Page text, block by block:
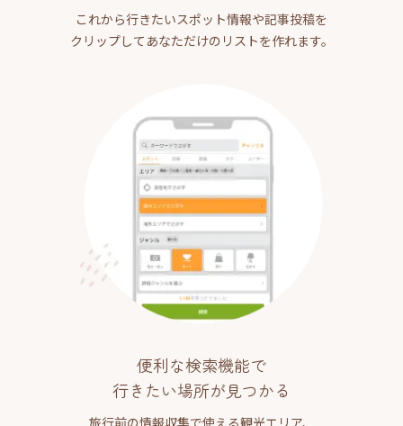
これから行きたいスポット情報や記事投稿を
クリップしてあなただけのリストを作れます。
便利な検索機能で
行きたい場所が見つかる